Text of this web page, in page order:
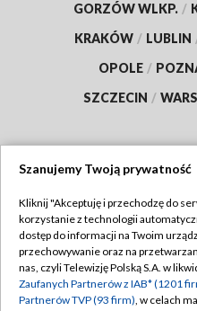
GORZÓW WLKP. /
KRAKÓW / LUBLIN
OPOLE /
SZCZECIN /
Abonament TVP
Emisja w TVP
Polityka
Szanujemy Twoją prywatność
Kliknij "Akceptuję i przechodzę do
korzystanie z technologii
dostęp do informacji na Twoim
przechowywanie oraz na
nas, czyli Telewizję Polską S.A. w
Zaufanych Partnerów z IAB* (1201
Partnerów TVP (93 firm), w celach